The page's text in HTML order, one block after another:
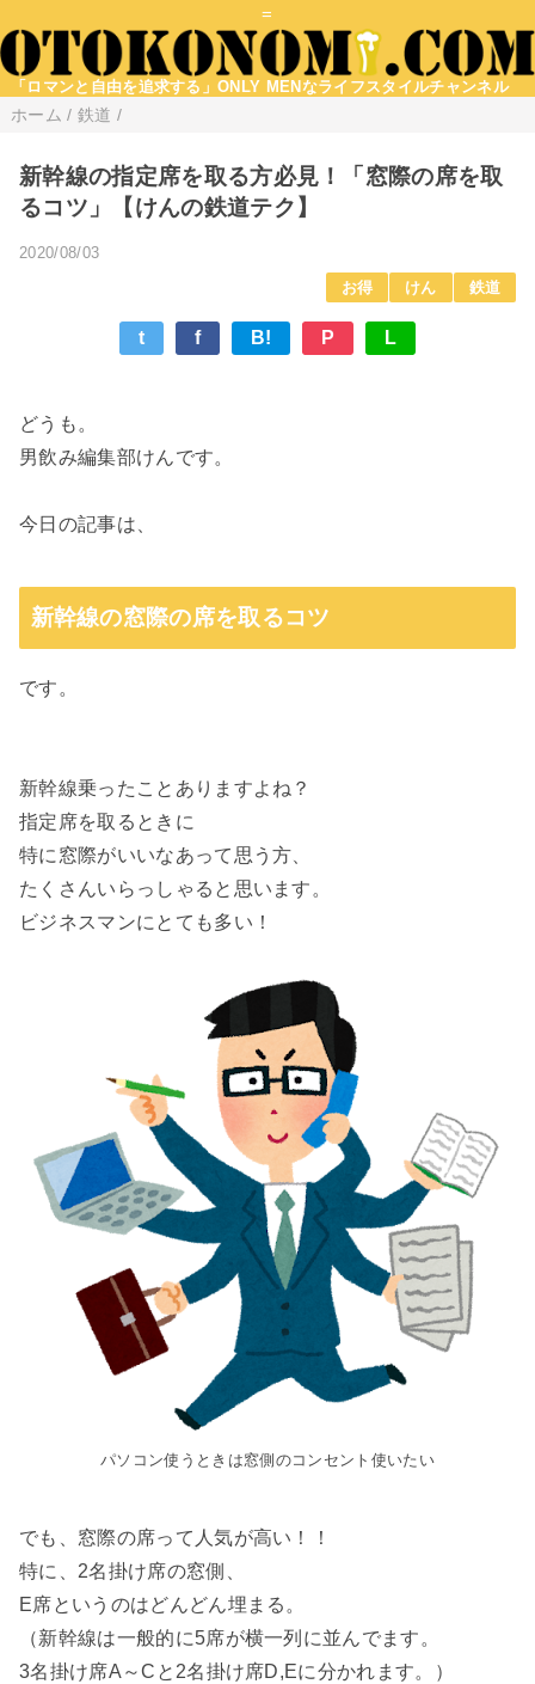
=
「ロマンと自由を追求する」ONLY MENなライフスタイルチャンネル
ホーム / 鉄道 /
新幹線の指定席を取る方必見！「窓際の席を取
るコツ」【けんの鉄道テク】
2020/08/03
お得
けん 鉄道
t f B! P L
どうも。
男飲み編集部けんです。
今日の記事は、
新幹線の窓際の席を取るコツ
です。
新幹線乗ったことありますよね？
指定席を取るときに
特に窓際がいいなあって思う方、
たくさんいらっしゃると思います。
ビジネスマンにとても多い！
パソコン使うときは窓側のコンセント使いたい
でも、窓際の席って人気が高い！！
特に、2名掛け席の窓側、
E席というのはどんどん埋まる。
（新幹線は一般的に5席が横一列に並んでます。
3名掛け席A～Cと2名掛け席D,Eに分かれます。）